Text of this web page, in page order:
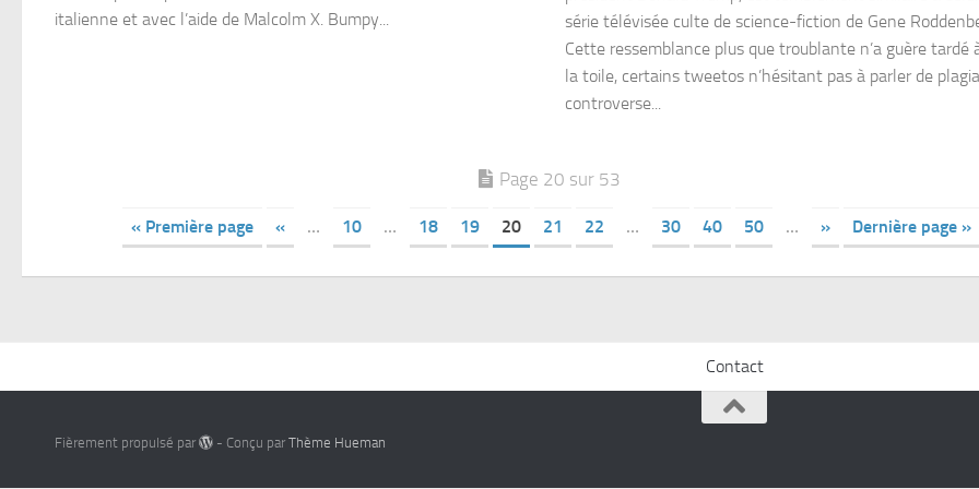
italienne et avec l’aide de Malcolm X. Bumpy...
série télévisée culte de science-fiction de Gene
Cette ressemblance plus que troublante n’a guère tardé
la toile, certains tweetos n’hésitant pas à parler de
controverse...
Page 20 sur 53
« Première page « … 10 … 18 19 20 21 22 … 30 40 50 … » Dernière page »
Contact
Fièrement propulsé par - Conçu parThème Hueman